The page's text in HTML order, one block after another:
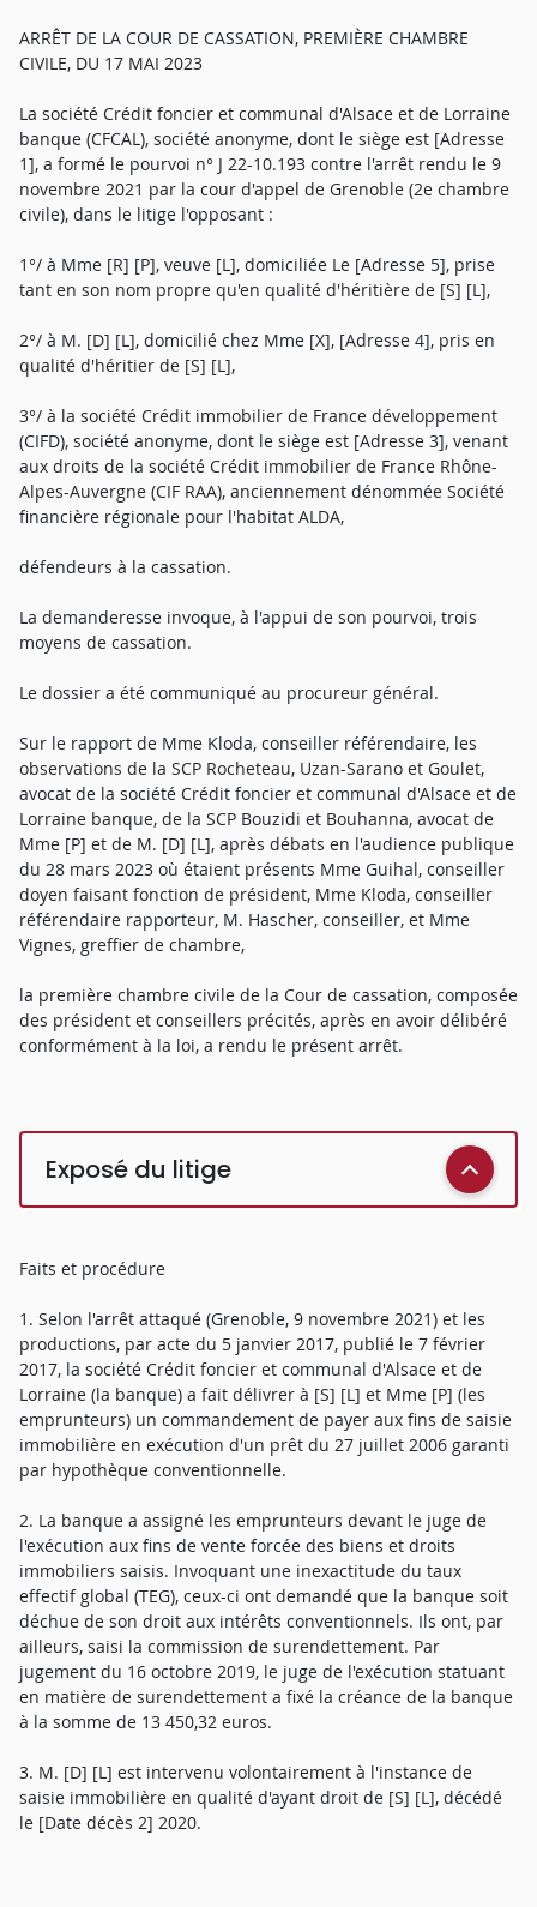
ARRÊT DE LA COUR DE CASSATION, PREMIÈRE CHAMBRE
CIVILE, DU 17 MAI 2023
La société Crédit foncier et communal d'Alsace et de Lorraine
banque (CFCAL), société anonyme, dont le siège est [Adresse
1], a formé le pourvoi n° J 22-10.193 contre l'arrêt rendu le 9
novembre 2021 par la cour d'appel de Grenoble (2e chambre
civile), dans le litige l'opposant :
1°/ à Mme [R] [P], veuve [L], domiciliée Le [Adresse 5], prise
tant en son nom propre qu'en qualité d'héritière de [S] [L],
2°/ à M. [D] [L], domicilié chez Mme [X], [Adresse 4], pris en
qualité d'héritier de [S] [L],
3°/ à la société Crédit immobilier de France développement
(CIFD), société anonyme, dont le siège est [Adresse 3], venant
aux droits de la société Crédit immobilier de France Rhône-
Alpes-Auvergne (CIF RAA), anciennement dénommée Société
financière régionale pour l'habitat ALDA,
défendeurs à la cassation.
La demanderesse invoque, à l'appui de son pourvoi, trois
moyens de cassation.
Le dossier a été communiqué au procureur général.
Sur le rapport de Mme Kloda, conseiller référendaire, les
observations de la SCP Rocheteau, Uzan-Sarano et Goulet,
avocat de la société Crédit foncier et communal d'Alsace et de
Lorraine banque, de la SCP Bouzidi et Bouhanna, avocat de
Mme [P] et de M. [D] [L], après débats en l'audience publique
du 28 mars 2023 où étaient présents Mme Guihal, conseiller
doyen faisant fonction de président, Mme Kloda, conseiller
référendaire rapporteur, M. Hascher, conseiller, et Mme
Vignes, greffier de chambre,
la première chambre civile de la Cour de cassation, composée
des président et conseillers précités, après en avoir délibéré
conformément à la loi, a rendu le présent arrêt.
Exposé du litige
Faits et procédure
1. Selon l'arrêt attaqué (Grenoble, 9 novembre 2021) et les
productions, par acte du 5 janvier 2017, publié le 7 février
2017, la société Crédit foncier et communal d'Alsace et de
Lorraine (la banque) a fait délivrer à [S] [L] et Mme [P] (les
emprunteurs) un commandement de payer aux fins de saisie
immobilière en exécution d'un prêt du 27 juillet 2006 garanti
par hypothèque conventionnelle.
2. La banque a assigné les emprunteurs devant le juge de
l'exécution aux fins de vente forcée des biens et droits
immobiliers saisis. Invoquant une inexactitude du taux
effectif global (TEG), ceux-ci ont demandé que la banque soit
déchue de son droit aux intérêts conventionnels. Ils ont, par
ailleurs, saisi la commission de surendettement. Par
jugement du 16 octobre 2019, le juge de l'exécution statuant
en matière de surendettement a fixé la créance de la banque
à la somme de 13 450,32 euros.
3. M. [D] [L] est intervenu volontairement à l'instance de
saisie immobilière en qualité d'ayant droit de [S] [L], décédé
le [Date décès 2] 2020.